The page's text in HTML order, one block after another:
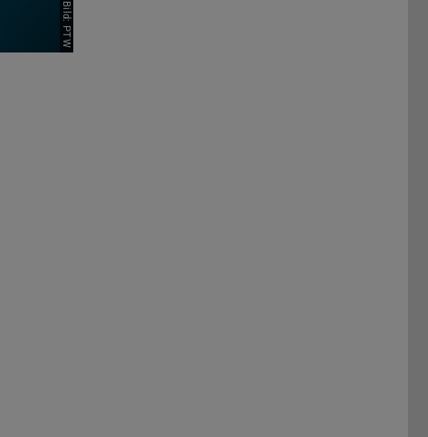
Bild: PTW